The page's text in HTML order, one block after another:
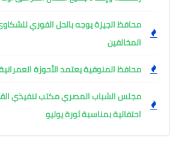
محافظ الجيزة يوجه بالحل الفوري
المخالفين
محافظ المنوفية يعتمد الأحوزة
مجلس الشباب المصري مكتب تنفيذي
احتفالية بمناسبة ثورة يوليو